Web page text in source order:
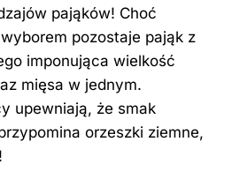
pająków! Choć
pozostaje pająk z
imponująca wielkość
mięsa w jednym.
upewniają, że smak
orzeszki ziemne,